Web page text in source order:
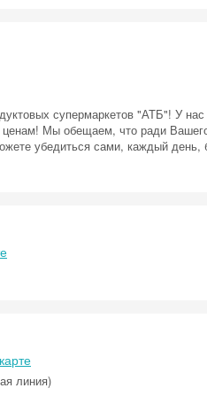
супермаркетов "АТБ"! У
Мы обещаем, что ради
убедиться сами, каждый
линия)